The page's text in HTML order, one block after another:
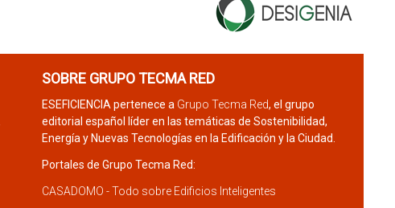
SOBRE GRUPO TECMA RED
ESEFICIENCIA pertenece a Grupo Tecma Red, el grupo
editorial español líder en las temáticas de Sostenibilidad,
Energía y Nuevas Tecnologías en la Edificación y la Ciudad.
Portales de Grupo Tecma Red:
CASADOMO - Todo sobre Edificios Inteligentes